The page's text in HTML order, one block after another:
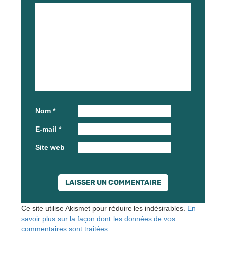
Nom *
E-mail *
Site web
Ce site utilise Akismet pour réduire les indésirables. En
savoir plus sur la façon dont les données de vos
commentaires sont traitées